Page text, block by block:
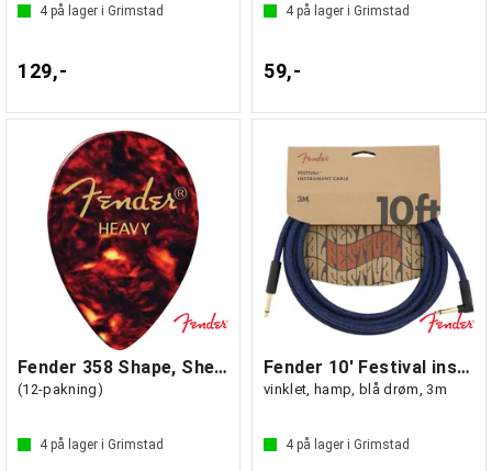
4på lager i Grimstad
129,-
4på lager i Grimstad
59,-
Fender 358 Shape, Shell, Heavy
(12-pakning)
4på lager i Grimstad
Fender 10' Festival instrumentkabel
vinklet, hamp, blå drøm, 3m
4på lager i Grimstad